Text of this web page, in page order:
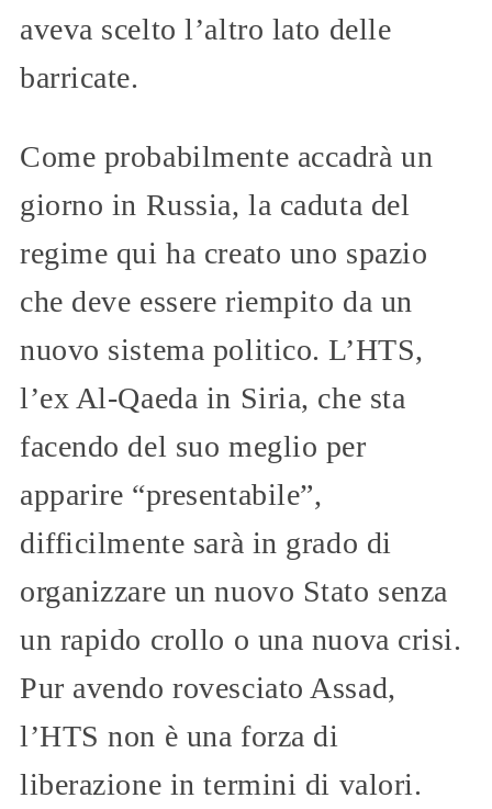
aveva scelto l’altro lato delle
barricate.
Come probabilmente accadrà un
giorno in Russia, la caduta del
regime qui ha creato uno spazio
che deve essere riempito da un
nuovo sistema politico. L’HTS,
l’ex Al-Qaeda in Siria, che sta
facendo del suo meglio per
apparire “presentabile”,
difficilmente sarà in grado di
organizzare un nuovo Stato senza
un rapido crollo o una nuova crisi.
Pur avendo rovesciato Assad,
l’HTS non è una forza di
liberazione in termini di valori.